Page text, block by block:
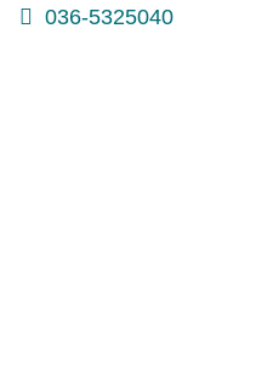
036-5325040